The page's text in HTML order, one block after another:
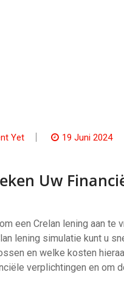
Yet 19 Juni 2024
Uw
een Crelan lening aan te
lening simulatie kunt u
en welke kosten
verplichtingen en om